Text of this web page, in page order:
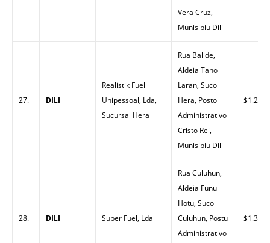
Vera Cruz,
Munisipiu Dili
27. DILI
Realistik Fuel
Unipessoal, Lda,
Sucursal Hera
Rua Balide,
Aldeia Taho
Laran, Suco
Hera, Posto
Administrativo
Cristo Rei,
Munisipiu Dili
$1.26
28. DILI Super Fuel, Lda
Rua Culuhun,
Aldeia Funu
Hotu, Suco
Culuhun, Postu
Administrativo
$1.32